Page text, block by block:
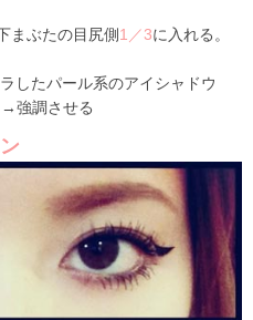
まぶたの目尻側1／3に入れる。
したパール系のアイシャドウ
強調させる